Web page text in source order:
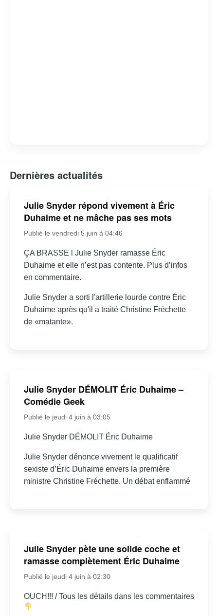
Dernières actualités
Julie Snyder répond vivement à Éric
Duhaime et ne mâche pas ses mots
Publié le vendredi 5 juin à 04:46
ÇA BRASSE l Julie Snyder ramasse Éric
Duhaime et elle n’est pas contente. Plus d’infos
en commentaire.
Julie Snyder a sorti l'artillerie lourde contre Éric
Duhaime après qu'il a traité Christine Fréchette
de «matante».
Julie Snyder DÉMOLIT Éric Duhaime –
Comédie Geek
Publié le jeudi 4 juin à 03:05
Julie Snyder DÉMOLIT Éric Duhaime
Julie Snyder dénonce vivement le qualificatif
sexiste d’Éric Duhaime envers la première
ministre Christine Fréchette. Un débat enflammé
Julie Snyder pète une solide coche et
ramasse complètement Éric Duhaime
Publié le jeudi 4 juin à 02:30
OUCH!!! / Tous les détails dans les commentaires